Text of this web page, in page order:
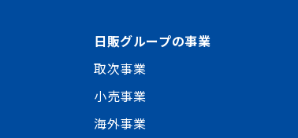
日販グループの事業
取次事業
小売事業
海外事業